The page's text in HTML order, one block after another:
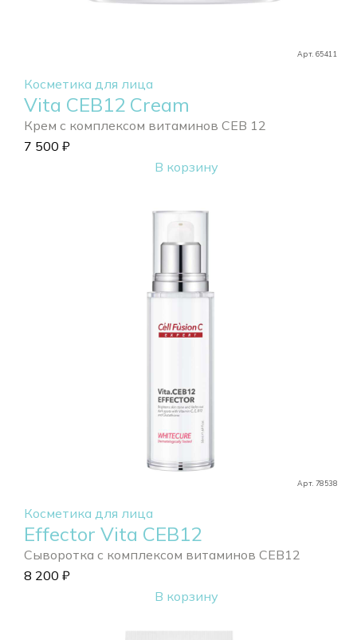
Арт. 65411
Косметика для лица
Vita CEB12 Cream
Крем с комплексом витаминов CEB 12
7 500 ₽
В корзину
Арт. 78538
Косметика для лица
Effector Vita CEB12
Сыворотка с комплексом витаминов CEB12
8 200 ₽
В корзину